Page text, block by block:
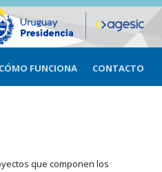
CÓMO FUNCIONA CONTACTO
que componen los